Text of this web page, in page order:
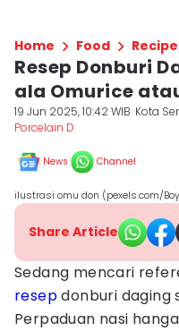
Home Food Recipe
Resep Donburi
ala Omurice
19 Jun 2025, 10:42 WIB Kota
Porcelain D
News Channel
ilustrasi omu don (pexels.com/
Share Article
Sedang mencari
resepdonburi daging
Perpaduan nasi